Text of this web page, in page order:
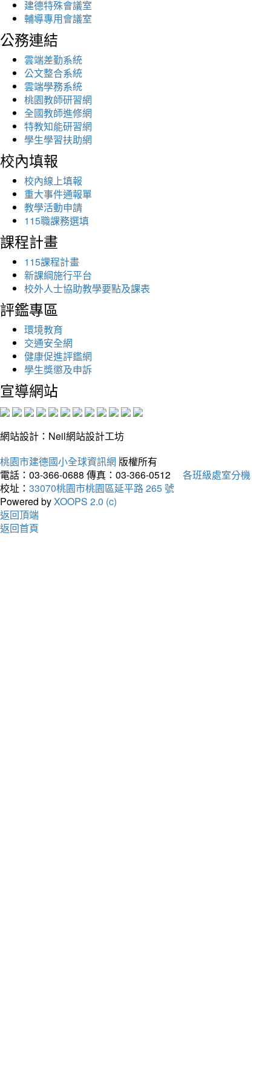
建德特殊會議室
輔導專用會議室
公務連結
雲端差勤系統
公文整合系統
雲端學務系統
桃園教師研習網
全國教師進修網
特教知能研習網
學生學習扶助網
校內填報
校內線上填報
重大事件通報單
教學活動申請
115職課務選填
課程計畫
115課程計畫
新課綱施行平台
校外人士協助教學要點及課表
評鑑專區
環境教育
交通安全網
健康促進評鑑網
學生獎懲及申訴
宣導網站
網站設計：Neil網站設計工坊
桃園市建德國小全球資訊網 版權所有
電話：03-366-0688 傳真：03-366-0512
各班級處室分機
校址： 33070桃園市桃園區延平路 265 號
Powered byXOOPS 2.0 (c)
返回頂端
返回首頁